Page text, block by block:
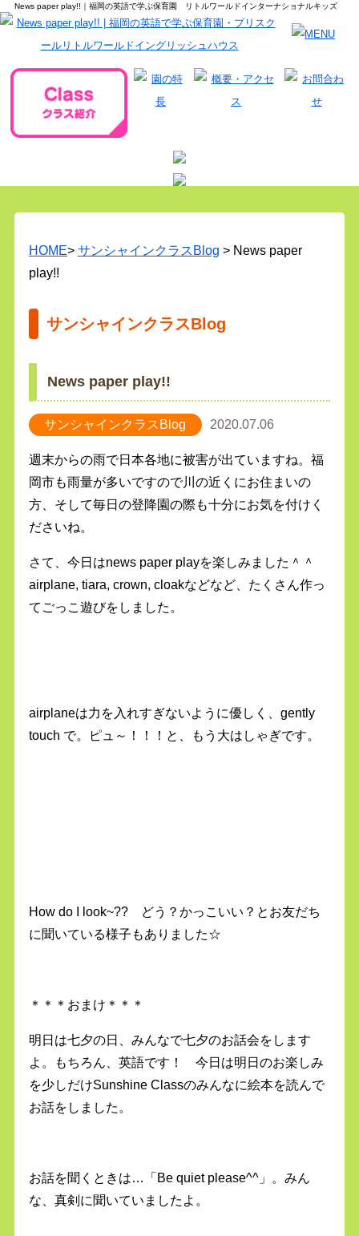
News paper play!!｜福岡の英語で学ぶ保育園 リトルワールドインターナショナルキッズ
HOME> サンシャインクラスBlog > News paper
play!!
サンシャインクラスBlog
News paper play!!
サンシャインクラスBlog 2020.07.06
週末からの雨で日本各地に被害が出ていますね。福
岡市も雨量が多いですので川の近くにお住まいの
方、そして毎日の登降園の際も十分にお気を付けく
ださいね。
さて、今日はnews paper playを楽しみました＾＾
airplane, tiara, crown, cloakなどなど、たくさん作っ
てごっこ遊びをしました。
airplaneは力を入れすぎないように優しく、gently
touch で。ピュ～！！！と、もう大はしゃぎです。
How do I look~?? どう？かっこいい？とお友だち
に聞いている様子もありました☆
＊＊＊おまけ＊＊＊
明日は七夕の日、みんなで七夕のお話会をします
よ。もちろん、英語です！ 今日は明日のお楽しみ
を少しだけSunshine Classのみんなに絵本を読んで
お話をしました。
お話を聞くときは…「Be quiet please^^」。みん
な、真剣に聞いていましたよ。